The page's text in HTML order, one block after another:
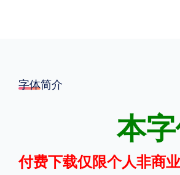
POP字体下载
字体程序
字体简介
本
付费下载仅限个人非商